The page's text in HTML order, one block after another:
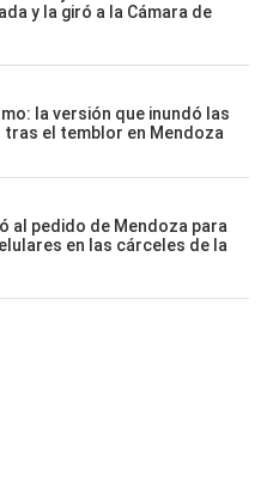
y la giró a la Cámara de
la versión que inundó las
el temblor en Mendoza
al pedido de Mendoza para
en las cárceles de la